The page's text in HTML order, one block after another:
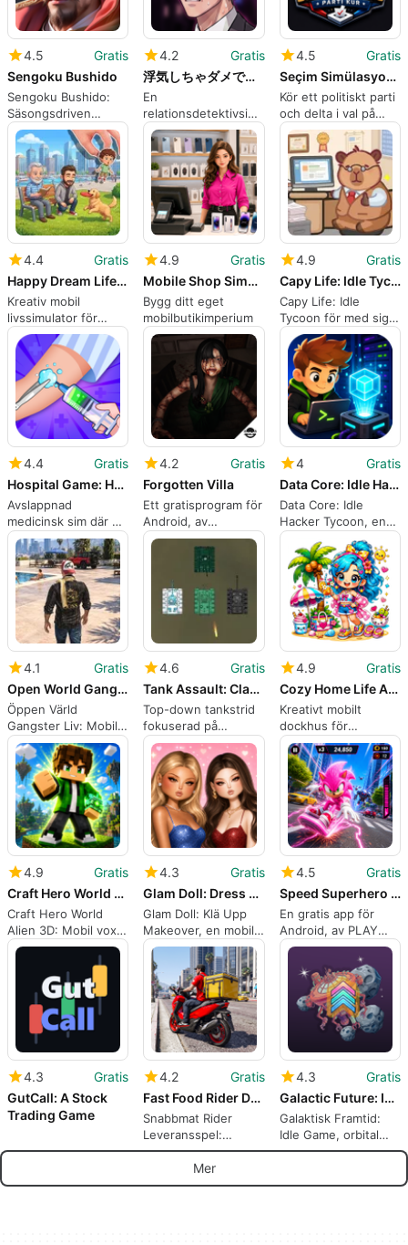
4.5
Gratis
Sengoku Bushido
Sengoku Bushido:
Säsongsdriven
storskalig strategi,
taktisk djup på
Android
4.2
Gratis
浮気しちゃダメですか
En
relationsdetektivsimulering
som bedömer
otrohet på Android
4.5
Gratis
Seçim Simülasyonu: Parti Kur
Kör ett politiskt parti
och delta i val på
Android
4.4
Gratis
Happy Dream Life Simulator
Kreativ mobil
livssimulator för
avatar design och
rollspel
4.9
Gratis
Mobile Shop Simulator: Tycoon
Bygg ditt eget
mobilbutikimperium
4.9
Gratis
Capy Life: Idle Tycoon
Capy Life: Idle
Tycoon för med sig
mysigt capybara
tycoon-spel till
Android
4.4
Gratis
Hospital Game: Happy Doctor
Avslappnad
medicinsk sim där du
spelar en glad doktor
på Android
4.2
Gratis
Forgotten Villa
Ett gratisprogram för
Android, av
DeadLogics.
4
Gratis
Data Core: Idle Hacker Tycoon
Data Core: Idle
Hacker Tycoon, en
cyberpunk idle med
aktiva intrång
4.1
Gratis
Open World Gangster Life Game
Öppen Värld
Gangster Liv: Mobil
sandbox körning
med
överlevnadsmoduler
4.6
Gratis
Tank Assault: Clash Arena
Top-down tankstrid
fokuserad på
siktning och mobil
prestanda
4.9
Gratis
Cozy Home Life Adventure World
Kreativt mobilt
dockhus för
dekoration, avatarer
och avslappnad
rollspel
4.9
Gratis
Craft Hero World Alien 3D
Craft Hero World
Alien 3D: Mobil voxel
sandlåda för kreativ
4.3
Gratis
Glam Doll: Dress Up Makeover
Glam Doll: Klä Upp
Makeover, en mobil
styling sandlåda
4.5
Gratis
Speed Superhero City Fighter
En gratis app för
Android, av PLAY
BLOOM.
4.3
Gratis
GutCall: A Stock
Trading Game
4.2
Gratis
Fast Food Rider Delivery Game
Snabbmat Rider
Leveransspel:
Motorcykelleveranssimulering
på Android
4.3
Gratis
Galactic Future: Idle Game
Galaktisk Framtid:
Idle Game, orbital
logistik för skala-
Mer